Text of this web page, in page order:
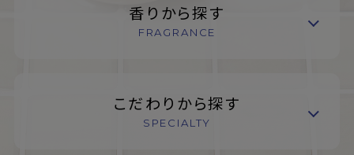
香りから探す
FRAGRANCE
こだわりから探す
SPECIALTY